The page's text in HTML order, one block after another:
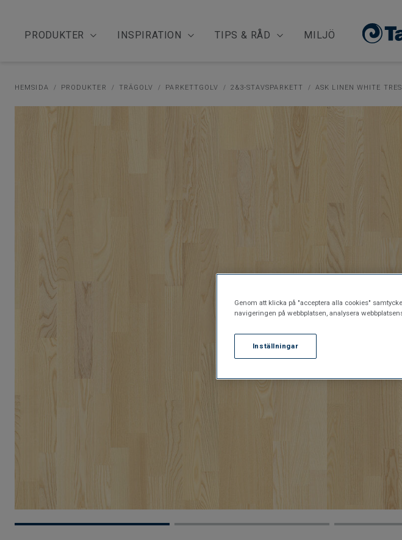
PRODUKTER INSPIRATION TIPS & RÅD MILJÖ
HEMSIDA PRODUKTER TRÄGOLV PARKETTGOLV 2&3-STAVSPARKETT ASK LINEN WHITE TRES
Genom att klicka på "acceptera alla cookies"
navigeringen på webbplatsen, analysera
Inställningar